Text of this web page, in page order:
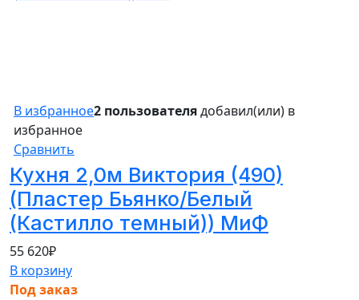
В избранное2 пользователядобавил(или) в
избранное
Сравнить
Кухня 2,0м Виктория (490)
(Пластер Бьянко/Белый
(Кастилло темный)) МиФ
55 620₽
В корзину
Под заказ